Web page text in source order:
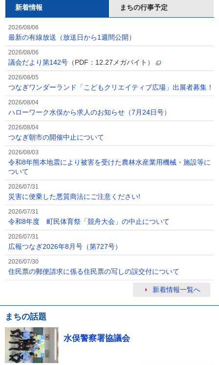
新着情報 まちの行事予定
2026/08/06
最新の有線放送（放送日から1週間公開）
2026/08/06
議会だより第142号 （PDF：12.27メガバイト）
2026/08/05
つなぎワンダーランド「こどもクリエイティブ広場」出展者募集！
2026/08/04
ハローワーク水俣から求人のお知らせ（7月24日号）
2026/08/04
つなぎ朝市の開催中止について
2026/08/03
令和8年熊本地震により被害を受けた農林水産業用機械・施設等に
ついて
2026/07/31
災害に便乗した悪質商法にご注意ください!
2026/07/31
令和8年度 町民体育祭「競舟大会」の中止について
2026/07/31
広報つなぎ2026年8月号（第727号）
2026/07/30
住民票の郵便請求に係る住民票の写しの誤交付について
新着情報一覧へ
まちの話題
水俣警察署協議会